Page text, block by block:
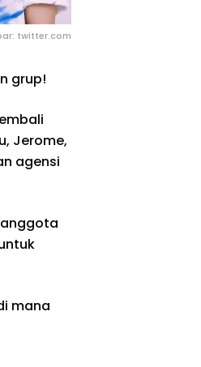
twitter.com
grup!
Jerome,
agensi
anggota
mana